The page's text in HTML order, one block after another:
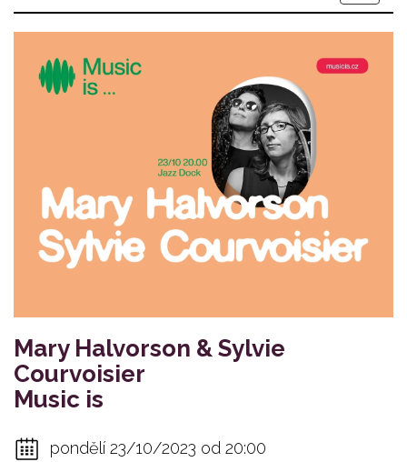
Mary Halvorson & Sylvie
Courvoisier
Music is
pondělí 23/10/2023 od 20:00